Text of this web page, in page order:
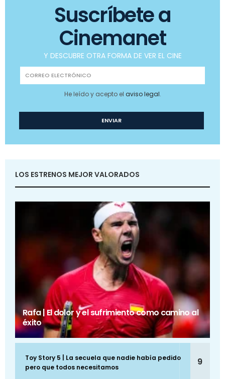
Suscríbete a
Cinemanet
Y DESCUBRE OTRA FORMA DE VER EL CINE
He leído y acepto el aviso legal.
LOS ESTRENOS MEJOR VALORADOS
Rafa | El dolor y el sufrimiento como camino al
éxito
Toy Story 5 | La secuela que nadie había pedido
pero que todos necesitamos
9